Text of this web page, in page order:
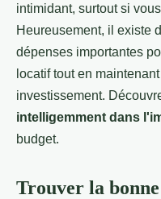
intimidant, surtout si
Heureusement, il existe
dépenses importantes
locatif tout en
investissement.
intelligemment dans
budget.
Trouver la